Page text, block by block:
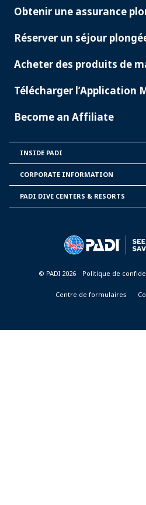
Obtenir une assurance
Réserver un séjour
Acheter des produits de
Télécharger l’Application
Become an Affiliate
PADI
INSIDE PADI
INFORMATION
CORPORATE INFORMATION
PADI DIVE CENTERS & RESORTS
© PADI 2026 Politique de
Centre de formulaires